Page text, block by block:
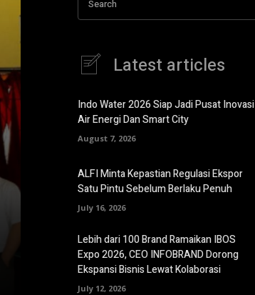
Search
Latest articles
Indo Water 2026 Siap Jadi Pusat Inovasi
Air Energi Dan Smart City
August 7, 2026
ALFI Minta Kepastian Regulasi Ekspor
Satu Pintu Sebelum Berlaku Penuh
July 16, 2026
Lebih dari 100 Brand Ramaikan IBOS
Expo 2026, CEO INFOBRAND Dorong
Ekspansi Bisnis Lewat Kolaborasi
July 12, 2026